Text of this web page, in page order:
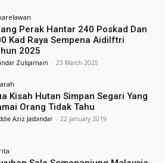
Perak Hantar 240 Poskad Dan
Kad Raya Sempena Aidilftri
2025
Zulqarnain - 23 March 2025
Kisah Hutan Simpan Segari Yang
Orang Tidak Tahu
Aziz Jasbindar - 22 January 2019